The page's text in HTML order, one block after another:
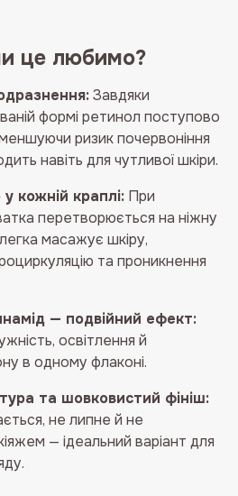
це любимо?
Завдяки
формі ретинол поступово
ризик почервоніння
навіть для чутливої шкіри.
кожній краплі: При
перетворюється на ніжну
масажує шкіру,
та проникнення
— подвійний ефект:
освітлення й
в одному флаконі.
та шовковистий фініш:
не липне й не
— ідеальний варіант для